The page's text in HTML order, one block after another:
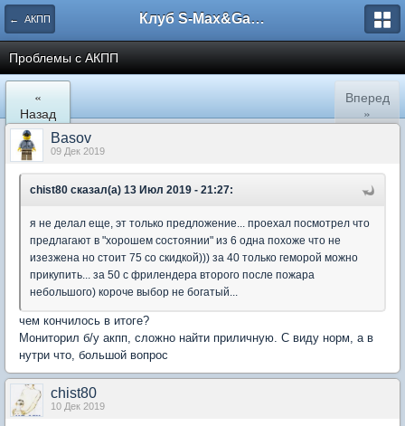
← АКПП Клуб S-Max&Galaxy
Проблемы с АКПП
«
Назад
Вперед
»
Basov
09 Дек 2019
chist80 сказал(а) 13 Июл 2019 - 21:27:
я не делал еще, эт только предложение... проехал посмотрел что
предлагают в "хорошем состоянии" из 6 одна похоже что не
изезжена но стоит 75 со скидкой))) за 40 только геморой можно
прикупить... за 50 с фрилендера второго после пожара
небольшого) короче выбор не богатый...
чем кончилось в итоге?
Мониторил б/у акпп, сложно найти приличную. С виду норм, а в
нутри что, большой вопрос
chist80
10 Дек 2019